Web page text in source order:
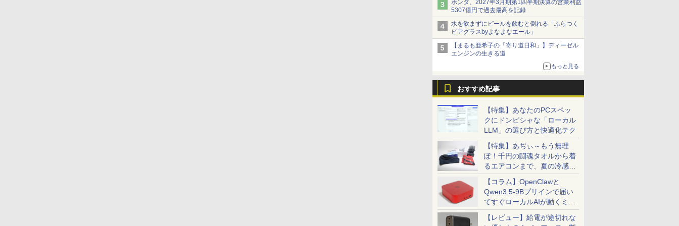
ホンダ、2027年3月期第1四半期決算の営業利益
5307億円で過去最高を記録
水を飲まずにビールを飲むと倒れる「ふらつく
ビアグラスbyよなよなエール」
【まるも亜希子の「寄り道日和」】ディーゼル
エンジンの生きる道
もっと見る
おすすめ記事
【特集】あなたのPCスペッ
クにドンピシャな「ローカル
LLM」の選び方と快適化テク
【特集】あぢぃ～もう無理
ぽ！千円の闘魂タオルから着
るエアコンまで、夏の冷感グ
ッズ一挙紹介
【コラム】OpenClawと
Qwen3.5-9Bプリインで届い
てすぐローカルAIが動くミニ
PC「SER9 Pro」
【レビュー】給電が途切れな